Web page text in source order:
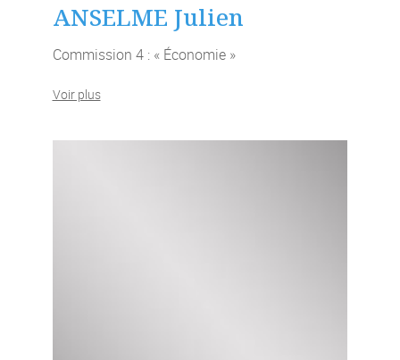
ANSELME Julien
Commission 4 : « Économie »
Voir plus